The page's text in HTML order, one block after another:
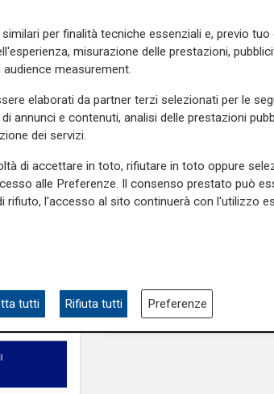
sul
L'impegno
Bassa Valbisagno
sforzi del presidente
per finalità tecniche essenziali e, previo tuo
misurazione delle prestazioni,
measurement.
elaborati da partner terzi selezionati per le
annunci e contenuti, analisi delle prestazioni
dei servizi.
di accettare in toto, rifiutare in toto oppure
alle Preferenze. Il consenso prestato può
rifiuto, l'accesso al sito continuerà con l'utilizzo
tutti Rifiuta tutti Preferenze